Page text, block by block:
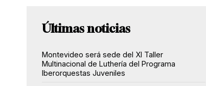
Últimas noticias
Montevideo será sede del XI Taller
Multinacional de Luthería del Programa
Iberorquestas Juveniles